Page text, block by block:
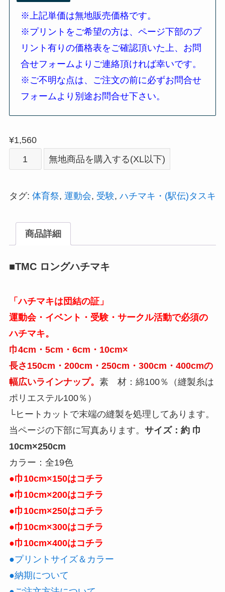
※上記単価は無地販売価格です。
※プリントをご希望の方は、ページ下部のプ
リント有りの価格表をご確認頂いた上、お問
合せフォームよりご連絡頂ければ幸いです。
※ ご不明な点は、ご注文の前に必ずお問合せ
フォームより別途お問合せ下さい。
¥1,560
チ
TMC
プ
ン
ト
込
み：
1632
円
～
個
無地商品を購入する(XL以下)
タグ: 体育祭, 運動会, 受験, ハチマキ・(駅伝)タスキ
商品詳細
■TMC ロングハチマキ
「ハチマキは団結の証」
運動会・イベント・受験・サークル活動で必須の
ハチマキ。
巾4cm・5cm・6cm・10cm×
長さ150cm・200cm・250cm・300cm・400cmの
幅広いラインナップ。 素 材：綿100％（縫製糸は
ポリエステル100％）
└ヒートカットで末端の縫製を処理してあります。
当ページの下部に写真あります。 サイズ：約 巾
10cm×250cm
カラー：全19色
●巾10cm×150はコチラ
●巾10cm×200はコチラ
●巾10cm×250はコチラ
●巾10cm×300はコチラ
●巾10cm×400はコチラ
●プリントサイズ＆カラー
●納期について